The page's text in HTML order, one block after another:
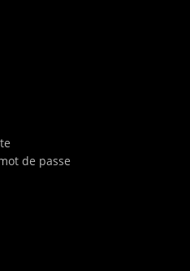
de passe